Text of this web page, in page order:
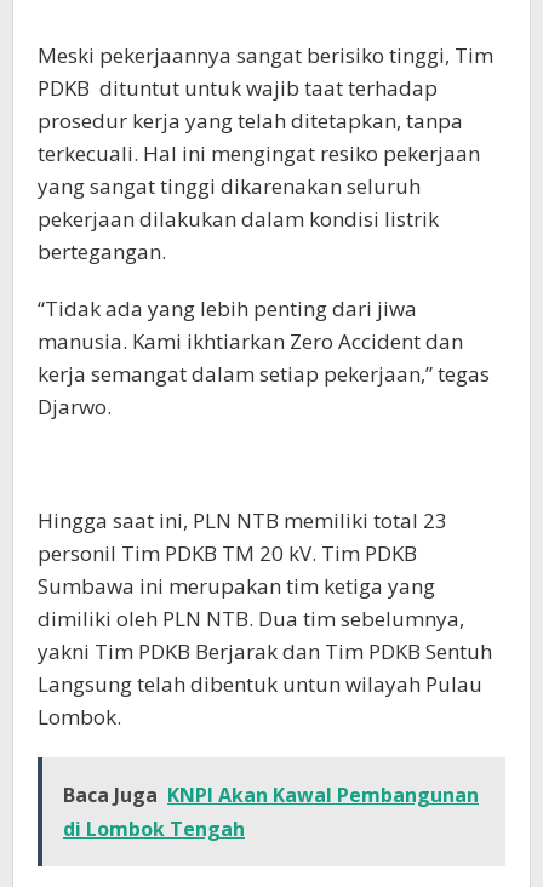
Meski pekerjaannya sangat berisiko tinggi, Tim
PDKB dituntut untuk wajib taat terhadap
prosedur kerja yang telah ditetapkan, tanpa
terkecuali. Hal ini mengingat resiko pekerjaan
yang sangat tinggi dikarenakan seluruh
pekerjaan dilakukan dalam kondisi listrik
bertegangan.
“Tidak ada yang lebih penting dari jiwa
manusia. Kami ikhtiarkan Zero Accident dan
kerja semangat dalam setiap pekerjaan,” tegas
Djarwo.
Hingga saat ini, PLN NTB memiliki total 23
personil Tim PDKB TM 20 kV. Tim PDKB
Sumbawa ini merupakan tim ketiga yang
dimiliki oleh PLN NTB. Dua tim sebelumnya,
yakni Tim PDKB Berjarak dan Tim PDKB Sentuh
Langsung telah dibentuk untun wilayah Pulau
Lombok.
Baca Juga KNPI Akan Kawal Pembangunan
di Lombok Tengah